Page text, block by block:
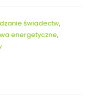
świadectw,
energetyczne,